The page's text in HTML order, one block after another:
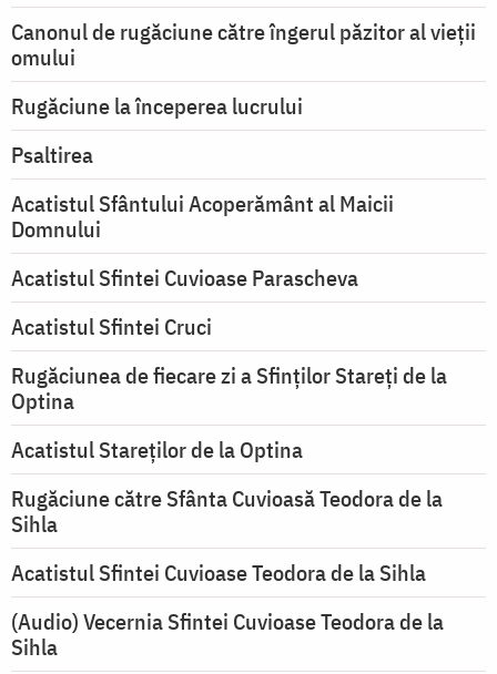
Canonul de rugăciune către îngerul păzitor al vieții
omului
Rugăciune la începerea lucrului
Psaltirea
Acatistul Sfântului Acoperământ al Maicii
Domnului
Acatistul Sfintei Cuvioase Parascheva
Acatistul Sfintei Cruci
Rugăciunea de fiecare zi a Sfinților Stareți de la
Optina
Acatistul Stareţilor de la Optina
Rugăciune către Sfânta Cuvioasă Teodora de la
Sihla
Acatistul Sfintei Cuvioase Teodora de la Sihla
(Audio) Vecernia Sfintei Cuvioase Teodora de la
Sihla